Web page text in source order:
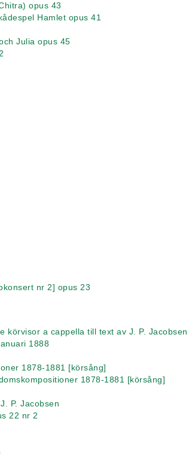
opus 43
Hamlet opus 41
Julia opus 45
nr 2] opus 23
körvisor a cappella till text av J. P. Jacobsen
1888
1878-1881 [körsång]
1878-1881 [körsång]
P. Jacobsen
22 nr 2